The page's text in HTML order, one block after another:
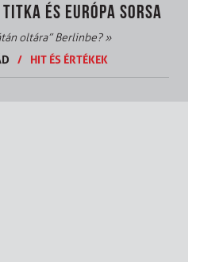
ÉS EURÓPA SORSA
oltára” Berlinbe?»
/ HIT ÉS ÉRTÉKEK